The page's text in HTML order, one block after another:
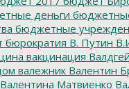
деньги
бюджетные
бюрократия В. Путин
вакцинация
валежник Валентин
Валентина Матвиенко